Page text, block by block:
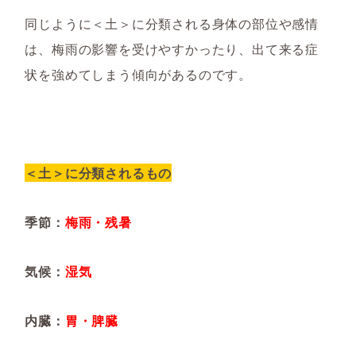
同じように＜土＞に分類される身体の部位や感情
は、梅雨の影響を受けやすかったり、出て来る症
状を強めてしまう傾向があるのです。
＜土＞に分類されるもの
季節： 梅雨・残暑
気候： 湿気
内臓： 胃・脾臓